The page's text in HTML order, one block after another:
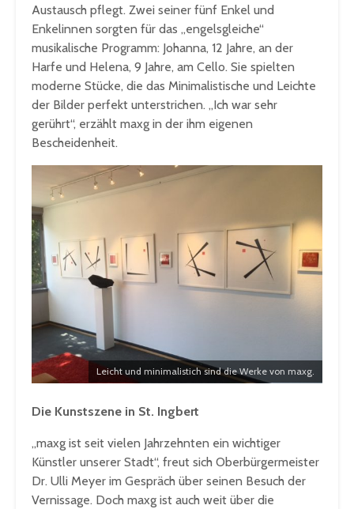
Austausch pflegt. Zwei seiner fünf Enkel und
Enkelinnen sorgten für das „engelsgleiche“
musikalische Programm: Johanna, 12 Jahre, an der
Harfe und Helena, 9 Jahre, am Cello. Sie spielten
moderne Stücke, die das Minimalistische und Leichte
der Bilder perfekt unterstrichen. „Ich war sehr
gerührt“, erzählt maxg in der ihm eigenen
Bescheidenheit.
Leicht und minimalistich sind die Werke von maxg.
Die Kunstszene in St. Ingbert
„maxg ist seit vielen Jahrzehnten ein wichtiger
Künstler unserer Stadt“, freut sich Oberbürgermeister
Dr. Ulli Meyer im Gespräch über seinen Besuch der
Vernissage. Doch maxg ist auch weit über die